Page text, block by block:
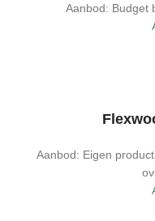
Aanbod: Budget
Aanbod: Eigen